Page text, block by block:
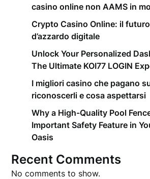
casino online non AAMS in
Crypto Casino Online: il
d’azzardo digitale
Unlock Your Personalized
The Ultimate KOI77 LOGIN
I migliori casino che pagano
riconoscerli e cosa aspettarsi
Why a High-Quality Pool
Important Safety Feature in
Oasis
Recent Comments
No comments to show.